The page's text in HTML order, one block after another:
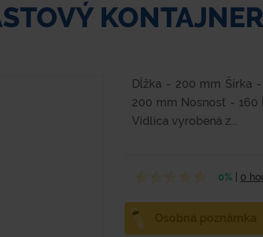
KONTAJNER
Dĺžka - 200 mm Šírka
200 mm Nosnosť -
Vidlica vyrobená z...
0% 0